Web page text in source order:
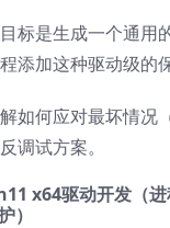
目标是生成一个通用
添加这种驱动级的保
解如何应对最坏情况
调试方案。
x64驱动开发（
）